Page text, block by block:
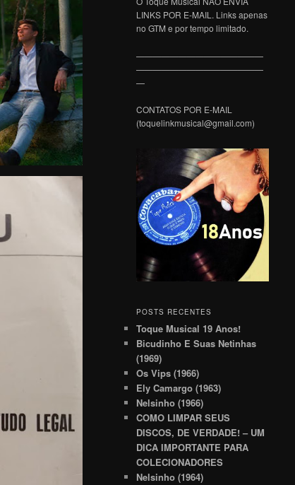
LINKS POR E-MAIL. Links apenas
no GTM e por tempo limitado.
———————————————
———————————————
—
CONTATOS POR E-MAIL
(toquelinkmusical@gmail.com)
POSTS RECENTES
Toque Musical 19 Anos!
Bicudinho E Suas Netinhas
(1969)
Os Vips (1966)
Ely Camargo (1963)
Nelsinho (1966)
COMO LIMPAR SEUS
DISCOS, DE VERDADE! – UM
DICA IMPORTANTE PARA
COLECIONADORES
Nelsinho (1964)